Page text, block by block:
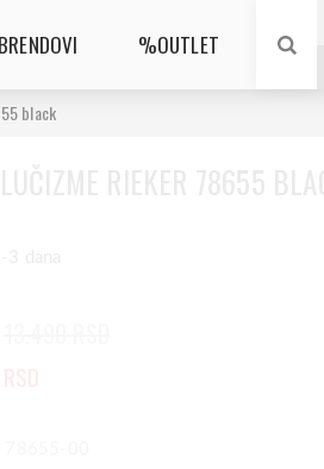
BRENDOVI %OUTLET
black